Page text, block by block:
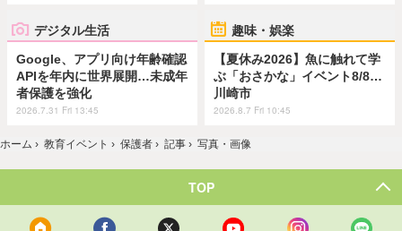
デジタル生活
Google、アプリ向け年齢確認
APIを年内に世界展開…未成年
者保護を強化
2026.7.31 Fri 13:45
趣味・娯楽
【夏休み2026】魚に触れて学
ぶ「おさかな」イベント8/8…
川崎市
2026.8.7 Fri 10:45
ホーム › 教育イベント › 保護者 › 記事 › 写真・画像
TOP